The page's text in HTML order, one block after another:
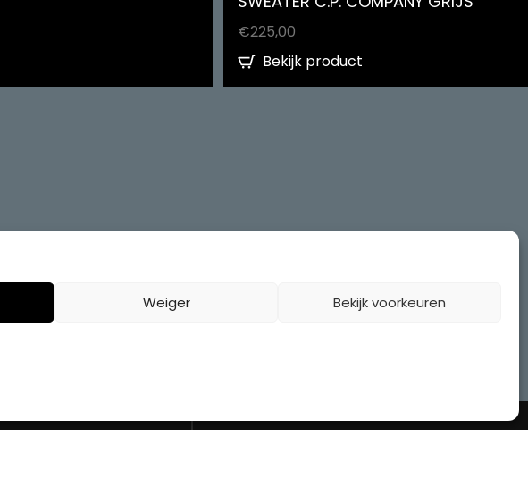
Weiger Bekijk voorkeuren
€225,00
Bekijk product